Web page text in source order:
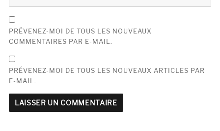
PRÉVENEZ-MOI DE TOUS LES NOUVEAUX
COMMENTAIRES PAR E-MAIL.
PRÉVENEZ-MOI DE TOUS LES NOUVEAUX ARTICLES PAR
E-MAIL.